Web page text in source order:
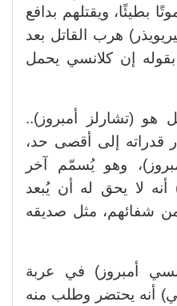
بطيئًا، ويقتلهم بدافع
هرب القاتل بعد
إن كلانسي يحمل
هو (تشارلز أمبروز)..
قدراته إلى أقصى حد،
وهو يُسمّم آخر
أنه لا يحق له أن يُبعد
شفائهم، مثل صديقه
أمبروز) في عربة
أنه يحتضر وطلب منه